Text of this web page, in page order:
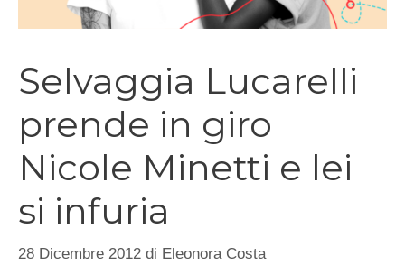
Selvaggia Lucarelli
prende in giro
Nicole Minetti e lei
si infuria
28 Dicembre 2012 di Eleonora Costa